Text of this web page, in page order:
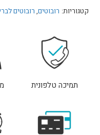
רובוט
RACER
קטגוריות: רובוטים,רובוטים
תמיכה טלפונית